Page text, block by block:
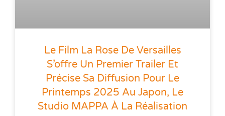
Le Film La Rose De Versailles
S’offre Un Premier Trailer Et
Précise Sa Diffusion Pour Le
Printemps 2025 Au Japon, Le
Studio MAPPA À La Réalisation